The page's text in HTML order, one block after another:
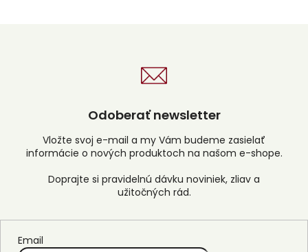
Odoberať newsletter
Vložte svoj e-mail a my Vám budeme zasielať
informácie o nových produktoch na našom e-shope.
Email